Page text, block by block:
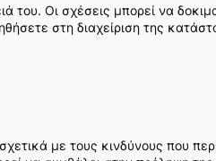
του. Οι σχέσεις μπορεί να
στη διαχείριση της
με τους κινδύνους που